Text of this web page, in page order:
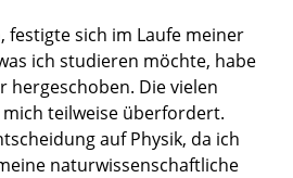
festigte sich im Laufe meiner
ich studieren möchte, habe
hergeschoben. Die vielen
teilweise überfordert.
auf Physik, da ich
naturwissenschaftliche